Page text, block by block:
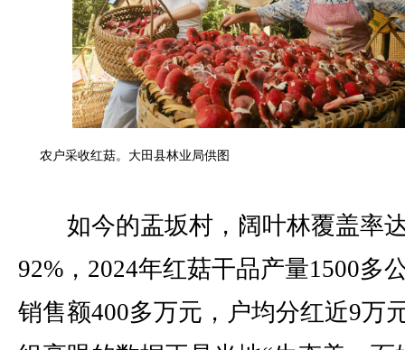
农户采收红菇。大田县林业局供图
如今的盂坂村，阔叶林覆盖率
92%，2024年红菇干品产量1500多
销售额400多万元，户均分红近9万